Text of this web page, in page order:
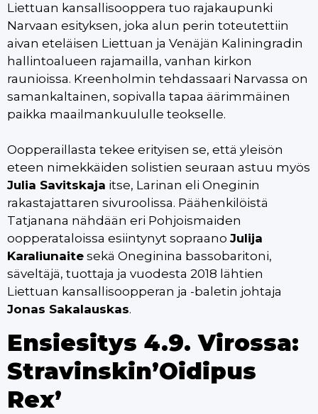
Liettuan kansallisooppera tuo rajakaupunki
Narvaan esityksen, joka alun perin toteutettiin
aivan eteläisen Liettuan ja Venäjän Kaliningradin
hallintoalueen rajamailla, vanhan kirkon
raunioissa. Kreenholmin tehdassaari Narvassa on
samankaltainen, sopivalla tapaa äärimmäinen
paikka maailmankuululle teokselle.
Oopperaillasta tekee erityisen se, että yleisön
eteen nimekkäiden solistien seuraan astuu myös
Julia Savitskaja itse, Larinan eli Oneginin
rakastajattaren sivuroolissa. Päähenkilöistä
Tatjanana nähdään eri Pohjoismaiden
oopperataloissa esiintynyt sopraano Julija
Karaliunaite sekä Oneginina bassobaritoni,
säveltäjä, tuottaja ja vuodesta 2018 lähtien
Liettuan kansallisoopperan ja -baletin johtaja
Jonas Sakalauskas.
Ensiesitys 4.9. Virossa:
Stravinskin’Oidipus
Rex’